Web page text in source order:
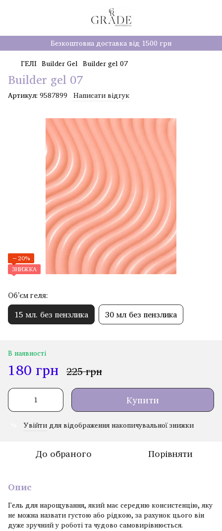
Безкоштовна доставка від 1500 грн
ГЕЛІ Builder Gel Builder gel 07
Builder gel 07
Артикул: 9587899 Написати відгук
−20%
ЗНИЖКА
Об'єм геля:
15 мл. без пензлика 30 мл без пензлика
В наявності
180 грн 225 грн
Купити
Увійти для відображення накопичувальної знижки
До обраного Порівняти
Опис
Гель для нарощування, який має середню консистенцію, яку
не можна назвати густою або рідкою, за рахунок цього він
дуже зручний у роботі та чудово самовирівнюється.